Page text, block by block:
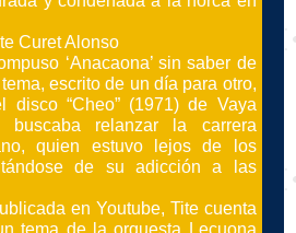
Curet Alonso
‘Anacaona’ sin saber de
escrito de un día para otro,
disco “Cheo” (1971) de Vaya
buscaba relanzar la carrera
quien estuvo lejos de los
de su adicción a las
en Youtube, Tite cuenta
tema de la orquesta Lecuona